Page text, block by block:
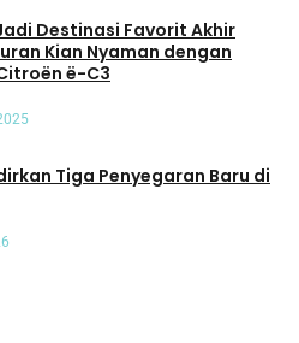
Destinasi Favorit Akhir
Kian Nyaman dengan
ë-C3
Baru di